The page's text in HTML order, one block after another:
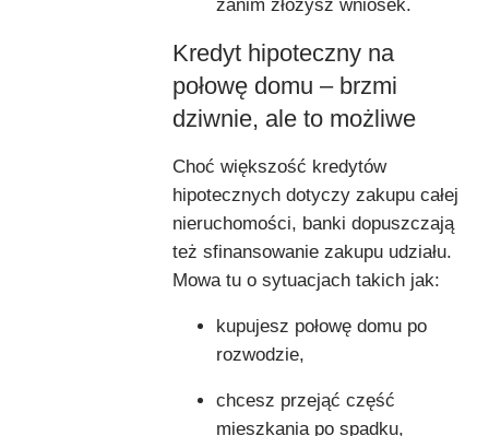
zanim złożysz wniosek.
Kredyt hipoteczny na
połowę domu – brzmi
dziwnie, ale to możliwe
Choć większość kredytów
hipotecznych dotyczy zakupu całej
nieruchomości, banki dopuszczają
też sfinansowanie zakupu udziału.
Mowa tu o sytuacjach takich jak:
kupujesz połowę domu po
rozwodzie,
chcesz przejąć część
mieszkania po spadku,